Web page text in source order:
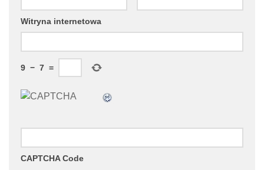
Witryna internetowa
9 − 7 =
CAPTCHA Code